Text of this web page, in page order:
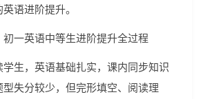
语进阶提升。
一英语中等生进阶提升全过程
生，英语基础扎实，课内同步知识
失分较少，但完形填空、阅读理